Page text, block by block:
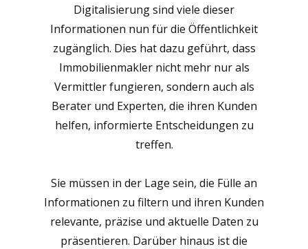
Digitalisierung sind viele dieser
Informationen nun für die Öffentlichkeit
zugänglich. Dies hat dazu geführt, dass
Immobilienmakler nicht mehr nur als
Vermittler fungieren, sondern auch als
Berater und Experten, die ihren Kunden
helfen, informierte Entscheidungen zu
treffen.
Sie müssen in der Lage sein, die Fülle an
Informationen zu filtern und ihren Kunden
relevante, präzise und aktuelle Daten zu
präsentieren. Darüber hinaus ist die